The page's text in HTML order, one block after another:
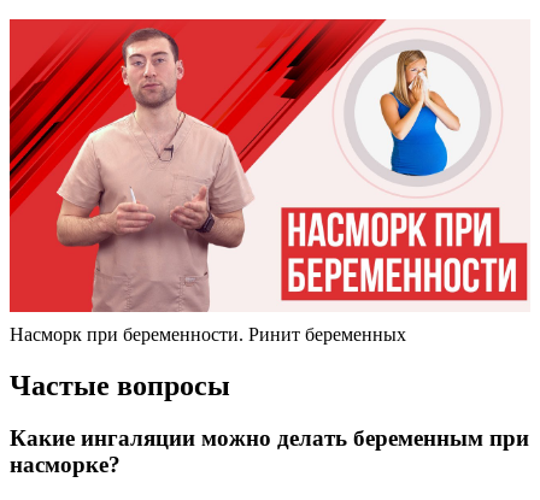
Насморк при беременности. Ринит беременных
Частые вопросы
Какие ингаляции можно делать беременным при
насморке?